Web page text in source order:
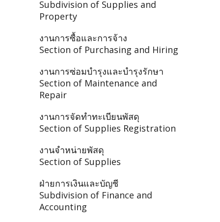
Subdivision of Supplies and
Property
งานการซื้อและการจ้าง
Section of Purchasing and Hiring
งานการซ่อมบำรุงและบำรุงรักษา
Section of Maintenance and
Repair
งานการจัดทำทะเบียนพัสดุ
Section of Supplies Registration
งานจำหน่ายพัสดุ
Section of Supplies
ฝ่ายการเงินและบัญชี
Subdivision of Finance and
Accounting